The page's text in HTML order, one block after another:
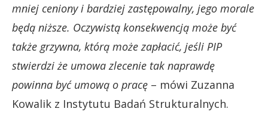
mniej ceniony i bardziej zastępowalny, jego morale
będą niższe. Oczywistą konsekwencją może być
także grzywna, którą może zapłacić, jeśli PIP
stwierdzi że umowa zlecenie tak naprawdę
powinna być umową o pracę – mówi Zuzanna
Kowalik z Instytutu Badań Strukturalnych.